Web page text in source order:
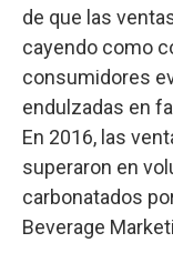
de que las
cayendo como
consumidores
endulzadas en
En 2016, las
superaron en
carbonatados
Beverage